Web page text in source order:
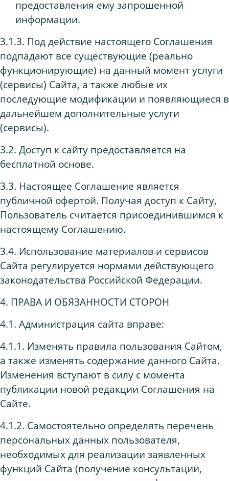
предоставления ему запрошенной
информации.
3.1.3. Под действие настоящего Соглашения
подпадают все существующие (реально
функционирующие) на данный момент услуги
(сервисы) Сайта, а также любые их
последующие модификации и появляющиеся в
дальнейшем дополнительные услуги
(сервисы).
3.2. Доступ к сайту предоставляется на
бесплатной основе.
3.3. Настоящее Соглашение является
публичной офертой. Получая доступ к Сайту,
Пользователь считается присоединившимся к
настоящему Соглашению.
3.4. Использование материалов и сервисов
Сайта регулируется нормами действующего
законодательства Российской Федерации.
4. ПРАВА И ОБЯЗАННОСТИ СТОРОН
4.1. Администрация сайта вправе:
4.1.1. Изменять правила пользования Сайтом,
а также изменять содержание данного Сайта.
Изменения вступают в силу с момента
публикации новой редакции Соглашения на
Сайте.
4.1.2. Самостоятельно определять перечень
персональных данных пользователя,
необходимых для реализации заявленных
функций Сайта (получение консультации,